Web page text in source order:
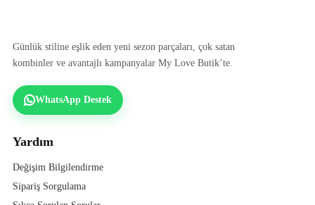
Günlük stiline eşlik eden yeni sezon parçaları, çok satan
kombinler ve avantajlı kampanyalar My Love Butik’te.
WhatsApp Destek
Yardım
Değişim Bilgilendirme
Sipariş Sorgulama